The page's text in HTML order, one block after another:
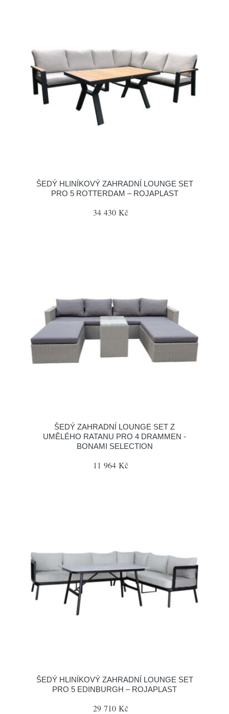
ŠEDÝ HLINÍKOVÝ ZAHRADNÍ LOUNGE SET
PRO 5 ROTTERDAM – ROJAPLAST
34 430 Kč
ŠEDÝ ZAHRADNÍ LOUNGE SET Z
UMĚLÉHO RATANU PRO 4 DRAMMEN -
BONAMI SELECTION
11 964 Kč
ŠEDÝ HLINÍKOVÝ ZAHRADNÍ LOUNGE SET
PRO 5 EDINBURGH – ROJAPLAST
29 710 Kč